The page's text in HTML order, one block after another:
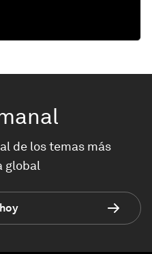
de los temas más
global